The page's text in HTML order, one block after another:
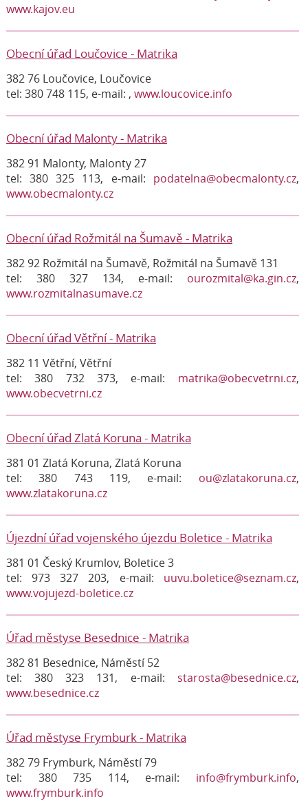
www.kajov.eu
Obecní úřad Loučovice - Matrika
382 76 Loučovice, Loučovice
tel: 380 748 115, e-mail: , www.loucovice.info
Obecní úřad Malonty - Matrika
382 91 Malonty, Malonty 27
tel: 380 325 113, e-mail: podatelna@obecmalonty.cz,
www.obecmalonty.cz
Obecní úřad Rožmitál na Šumavě - Matrika
382 92 Rožmitál na Šumavě, Rožmitál na Šumavě 131
tel: 380 327 134, e-mail: ourozmital@ka.gin.cz,
www.rozmitalnasumave.cz
Obecní úřad Větřní - Matrika
382 11 Větřní, Větřní
tel: 380 732 373, e-mail: matrika@obecvetrni.cz,
www.obecvetrni.cz
Obecní úřad Zlatá Koruna - Matrika
381 01 Zlatá Koruna, Zlatá Koruna
tel: 380 743 119, e-mail: ou@zlatakoruna.cz,
www.zlatakoruna.cz
Újezdní úřad vojenského újezdu Boletice - Matrika
381 01 Český Krumlov, Boletice 3
tel: 973 327 203, e-mail: uuvu.boletice@seznam.cz,
www.vojujezd-boletice.cz
Úřad městyse Besednice - Matrika
382 81 Besednice, Náměstí 52
tel: 380 323 131, e-mail: starosta@besednice.cz,
www.besednice.cz
Úřad městyse Frymburk - Matrika
382 79 Frymburk, Náměstí 79
tel: 380 735 114, e-mail: info@frymburk.info,
www.frymburk.info